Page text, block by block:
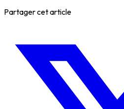
Partager cet article